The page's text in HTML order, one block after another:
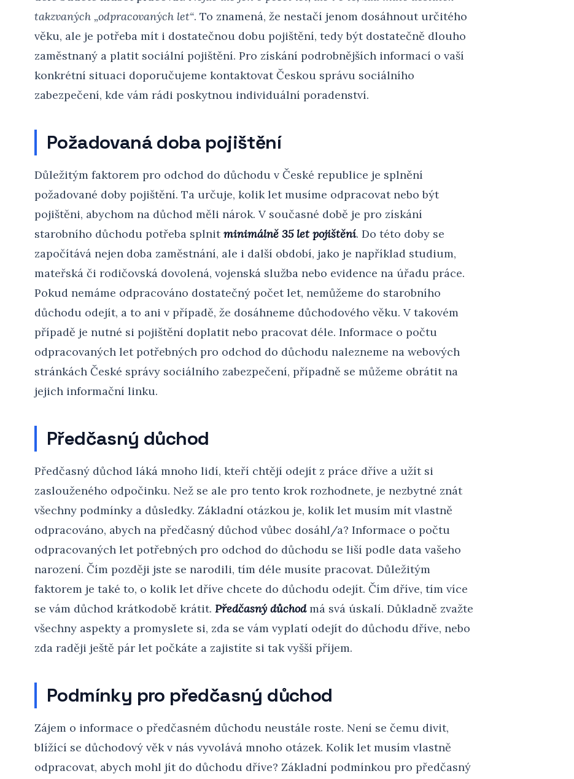
takzvaných „odpracovaných let“. To znamená, že nestačí jenom dosáhnout určitého
věku, ale je potřeba mít i dostatečnou dobu pojištění, tedy být dostatečně dlouho
zaměstnaný a platit sociální pojištění. Pro získání podrobnějších informací o vaší
konkrétní situaci doporučujeme kontaktovat Českou správu sociálního
zabezpečení, kde vám rádi poskytnou individuální poradenství.
Požadovaná doba pojištění
Důležitým faktorem pro odchod do důchodu v České republice je splnění
požadované doby pojištění. Ta určuje, kolik let musíme odpracovat nebo být
pojištěni, abychom na důchod měli nárok. V současné době je pro získání
starobního důchodu potřeba splnitminimálně 35 let pojištění. Do této doby se
započítává nejen doba zaměstnání, ale i další období, jako je například studium,
mateřská či rodičovská dovolená, vojenská služba nebo evidence na úřadu práce.
Pokud nemáme odpracováno dostatečný počet let, nemůžeme do starobního
důchodu odejít, a to ani v případě, že dosáhneme důchodového věku. V takovém
případě je nutné si pojištění doplatit nebo pracovat déle. Informace o počtu
odpracovaných let potřebných pro odchod do důchodu nalezneme na webových
stránkách České správy sociálního zabezpečení, případně se můžeme obrátit na
jejich informační linku.
Předčasný důchod
Předčasný důchod láká mnoho lidí, kteří chtějí odejít z práce dříve a užít si
zaslouženého odpočinku. Než se ale pro tento krok rozhodnete, je nezbytné znát
všechny podmínky a důsledky. Základní otázkou je, kolik let musím mít vlastně
odpracováno, abych na předčasný důchod vůbec dosáhl/a? Informace o počtu
odpracovaných let potřebných pro odchod do důchodu se liší podle data vašeho
narození. Čím později jste se narodili, tím déle musíte pracovat. Důležitým
faktorem je také to, o kolik let dříve chcete do důchodu odejít. Čím dříve, tím více
se vám důchod krátkodobě krátit. Předčasný důchodmá svá úskalí. Důkladně zvažte
všechny aspekty a promyslete si, zda se vám vyplatí odejít do důchodu dříve, nebo
zda raději ještě pár let počkáte a zajistíte si tak vyšší příjem.
Podmínky pro předčasný důchod
Zájem o informace o předčasném důchodu neustále roste. Není se čemu divit,
blížící se důchodový věk v nás vyvolává mnoho otázek. Kolik let musím vlastně
odpracovat, abych mohl jít do důchodu dříve? Základní podmínkou pro předčasný